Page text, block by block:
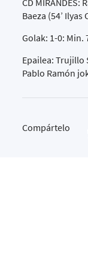
CD
Baeza (54’
Golak: 1-0: Min.
Epailea: Trujillo
Pablo Ramón
Compártelo